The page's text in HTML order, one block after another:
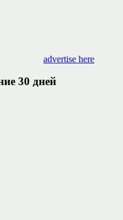
advertise here
30 дней